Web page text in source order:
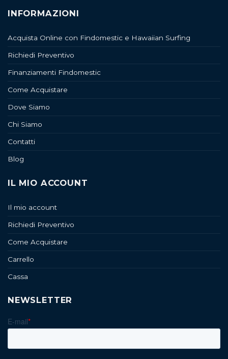
INFORMAZIONI
Acquista Online con Findomestic e Hawaiian Surfing
Richiedi Preventivo
Finanziamenti Findomestic
Come Acquistare
Dove Siamo
Chi Siamo
Contatti
Blog
IL MIO ACCOUNT
Il mio account
Richiedi Preventivo
Come Acquistare
Carrello
Cassa
NEWSLETTER